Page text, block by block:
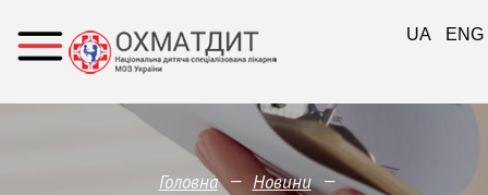
Головна — Новини —
UA ENG